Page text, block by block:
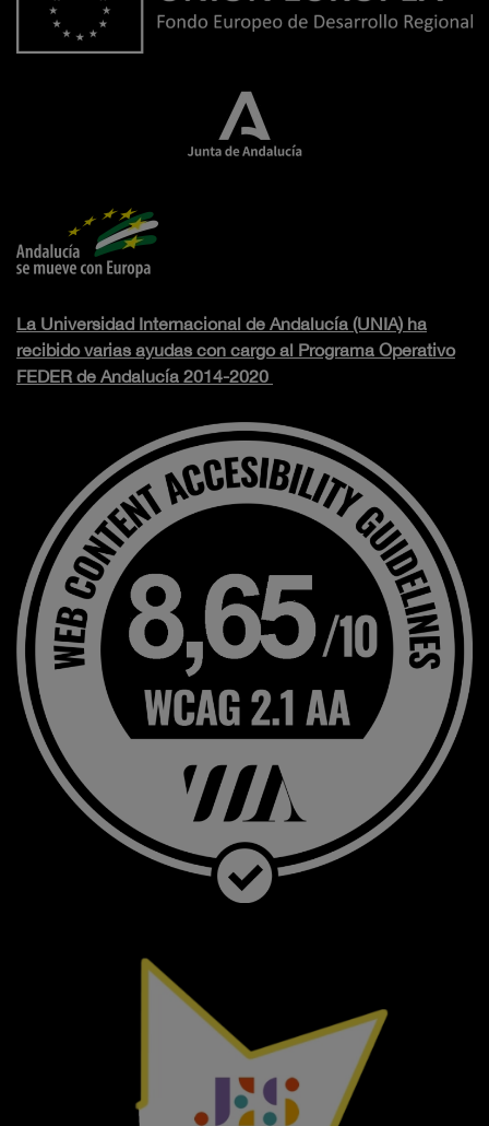
La Universidad Internacional de Andalucía (UNIA) ha
recibido varias ayudas con cargo al Programa Operativo
FEDER de Andalucía 2014-2020